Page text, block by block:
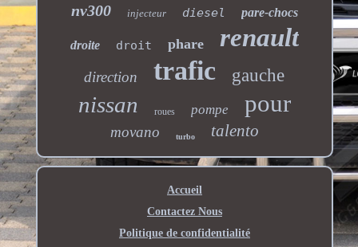
nv300 injecteur diesel pare-chocs
droite droit phare renault
direction trafic gauche
nissan roues pompe pour
movano turbo talento
Accueil
Contactez Nous
Politique de confidentialité